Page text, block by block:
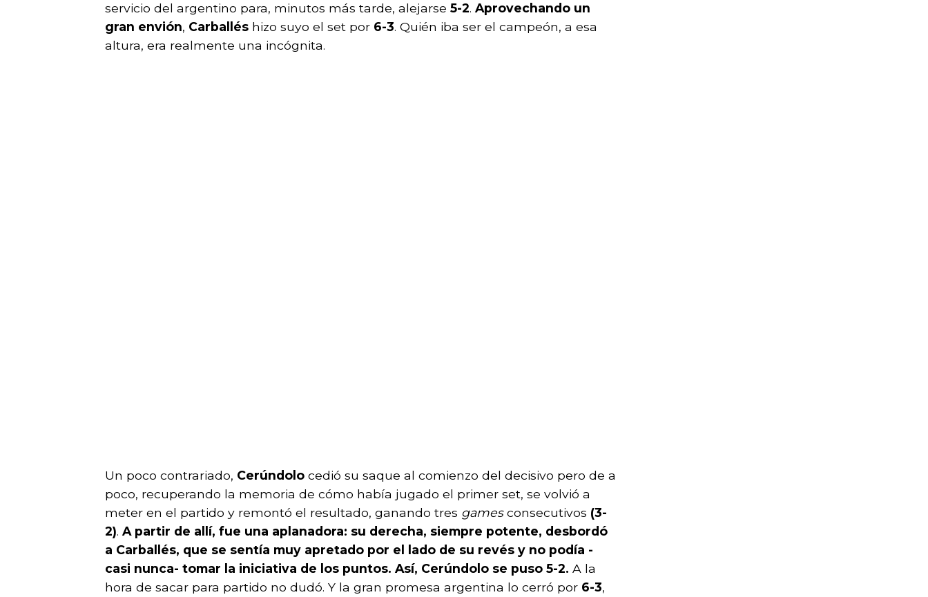
servicio del argentino para, minutos más tarde, alejarse 5-2. Aprovechando un
gran envión, Carballés hizo suyo el set por 6-3. Quién iba ser el campeón, a esa
altura, era realmente una incógnita.
Un poco contrariado, Cerúndolo cedió su saque al comienzo del decisivo pero de a
poco, recuperando la memoria de cómo había jugado el primer set, se volvió a
meter en el partido y remontó el resultado, ganando tres gamesconsecutivos (3-
2). A partir de allí, fue una aplanadora: su derecha, siempre potente, desbordó
a Carballés, que se sentía muy apretado por el lado de su revés y no podía -
casi nunca- tomar la iniciativa de los puntos. Así, Cerúndolo se puso 5-2. A la
hora de sacar para partido no dudó. Y la gran promesa argentina lo cerró por 6-3,